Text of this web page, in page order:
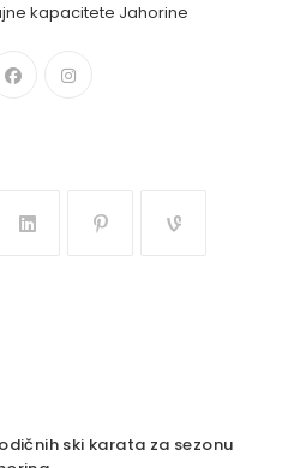
kapacitete Jahorine
ski karata za sezonu